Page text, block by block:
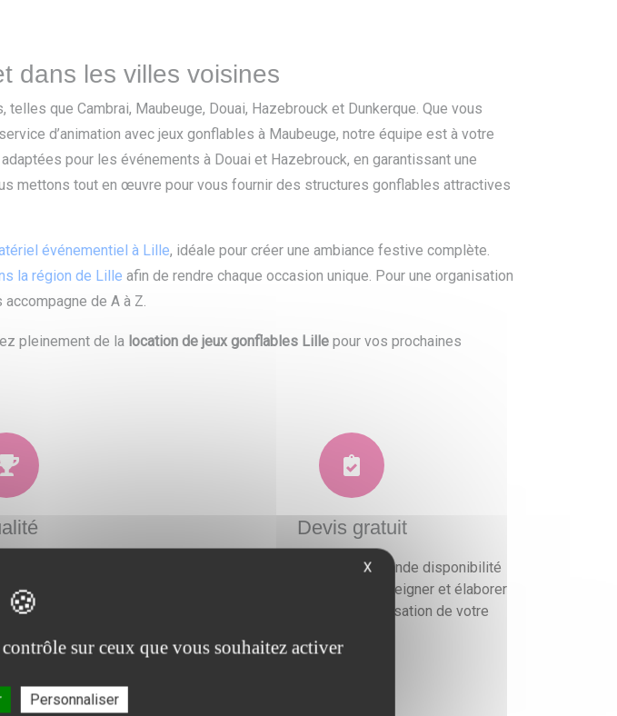
dans les villes voisines
que Cambrai, Maubeuge, Douai, Hazebrouck et Dunkerque. Que vous
d’animation avec jeux gonflables à Maubeuge, notre équipe est à votre
pour les événements à Douai et Hazebrouck, en garantissant une
mettons tout en œuvre pour vous fournir des structures gonflables attractives
événementiel à Lille, idéale pour créer une ambiance festive complète.
la région de Lille afin de rendre chaque occasion unique. Pour une organisation
accompagne de A à Z.
pleinement de la location de jeux gonflables Lille pour vos prochaines
de prestations qui
besoins et envies
Devis gratuit
Nous faisons preuve d'une grande disponibilité
pour vous conseiller, vous renseigner et élaborer
un devis gratuit pour l'organisation de votre
X
sur ceux que vous souhaitez activer
Personnaliser